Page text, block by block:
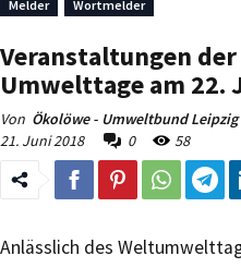
Melder Wortmelder
Veranstaltungen
Umwelttage am 22.
Von Ökolöwe - Umweltbund Leipzig
21. Juni 2018
0 58
Anlässlich des